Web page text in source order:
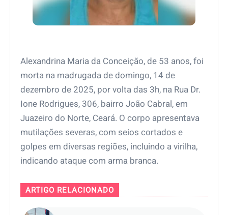
Alexandrina Maria da Conceição, de 53 anos, foi
morta na madrugada de domingo, 14 de
dezembro de 2025, por volta das 3h, na Rua Dr.
Ione Rodrigues, 306, bairro João Cabral, em
Juazeiro do Norte, Ceará. O corpo apresentava
mutilações severas, com seios cortados e
golpes em diversas regiões, incluindo a virilha,
indicando ataque com arma branca.
ARTIGO RELACIONADO